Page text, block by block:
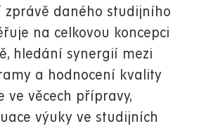
zprávě daného studijního
na celkovou koncepci
hledání synergií mezi
a hodnocení kvality
ve věcech přípravy,
výuky ve studijních